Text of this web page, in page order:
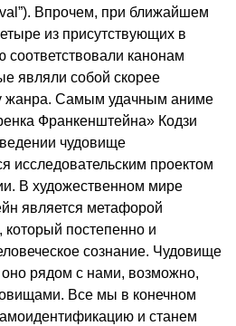
Впрочем, при ближайшем
из присутствующих в
соответствовали канонам
являли собой скорее
жанра. Самым удачным аниме
Франкенштейна» Кодзи
чудовище
исследовательским проектом
В художественном мире
является метафорой
который постепенно и
сознание. Чудовище
рядом с нами, возможно,
Все мы в конечном
и станем